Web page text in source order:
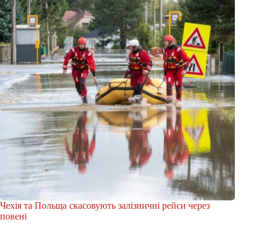
Чехія та Польща скасовують залізничні рейси через
повені